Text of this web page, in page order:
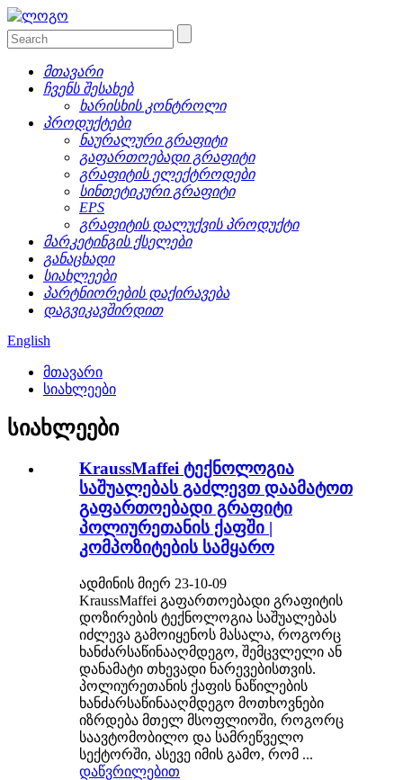
მთავარი
ჩვენს შესახებ
ხარისხის კონტროლი
პროდუქტები
ნაურალური გრაფიტი
გაფართოებადი გრაფიტი
გრაფიტის ელექტროდები
სინთეტიკური გრაფიტი
EPS
გრაფიტის დალუქვის პროდუქტი
მარკეტინგის ქსელები
განაცხადი
სიახლეები
პარტნიორების დაქირავება
დაგვიკავშირდით
English
მთავარი
სიახლეები
სიახლეები
KraussMaffei ტექნოლოგია
საშუალებას გაძლევთ დაამატოთ
გაფართოებადი გრაფიტი
პოლიურეთანის ქაფში |
კომპოზიტების სამყარო
ადმინის მიერ 23-10-09
KraussMaffei გაფართოებადი გრაფიტის
დოზირების ტექნოლოგია საშუალებას
იძლევა გამოიყენოს მასალა, როგორც
ხანძარსაწინააღმდეგო, შემცვლელი ან
დანამატი თხევადი ნარევებისთვის.
პოლიურეთანის ქაფის ნაწილების
ხანძარსაწინააღმდეგო მოთხოვნები
იზრდება მთელ მსოფლიოში, როგორც
საავტომობილო და სამრეწველო
სექტორში, ასევე იმის გამო, რომ ...
დაწვრილებით